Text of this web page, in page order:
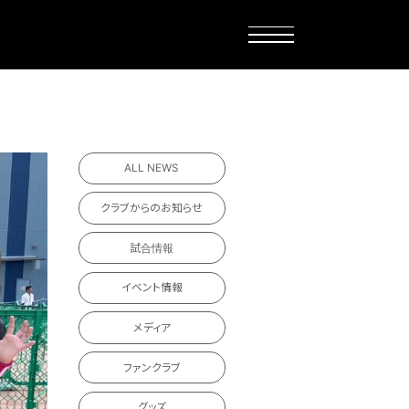
ALL NEWS
クラブからのお知らせ
試合情報
イベント情報
メディア
ファンクラブ